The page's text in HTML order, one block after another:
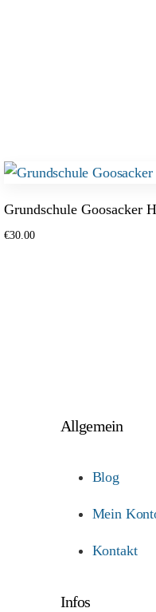
Grundschule Goosacker
€30.00
Allgemein
Blog
Mein
Kontakt
Infos